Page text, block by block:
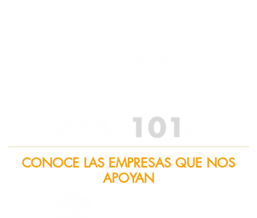
CONOCE LAS EMPRESAS QUE NOS
APOYAN